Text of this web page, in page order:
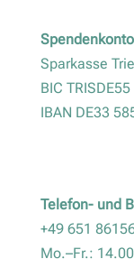
Sparkasse
BIC TRISDE55
IBAN DE33
Telefon- und
+49 651
Mo.–Fr.: